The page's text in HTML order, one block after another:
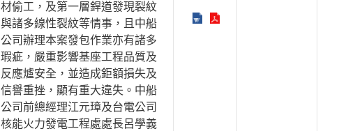
材偷工，及第一層銲道發現裂紋
與諸多線性裂紋等情事，且中船
公司辦理本案發包作業亦有諸多
瑕疵，嚴重影響基座工程品質及
反應爐安全，並造成鉅額損失及
信譽重挫，顯有重大違失。中船
公司前總經理江元璋及台電公司
核能火力發電工程處處長呂學義